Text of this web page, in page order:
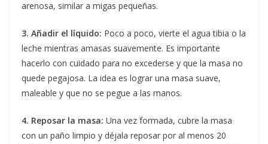
arenosa, similar a migas pequeñas.
3. Añadir el líquido: Poco a poco, vierte el agua tibia o la
leche mientras amasas suavemente. Es importante
hacerlo con cuidado para no excederse y que la masa no
quede pegajosa. La idea es lograr una masa suave,
maleable y que no se pegue a las manos.
4. Reposar la masa: Una vez formada, cubre la masa
con un paño limpio y déjala reposar por al menos 20